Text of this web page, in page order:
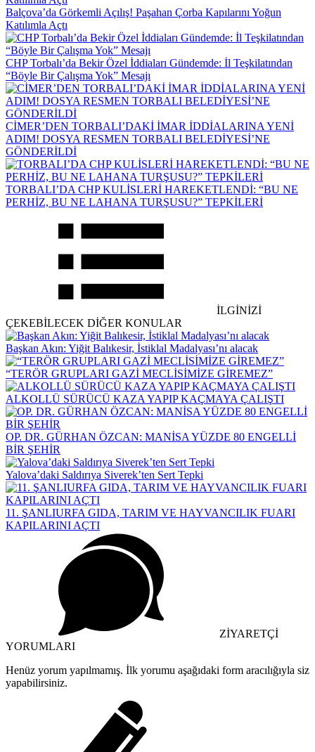
Balçova’da Görkemli Açılış! Paşahan Çorba Kapılarını Yoğun
Katılımla Açtı
CHP Torbalı’da Bekir Özel İddiaları Gündemde: İl Teşkilatından
“Böyle Bir Çalışma Yok” Mesajı
CİMER’DEN TORBALI’DAKİ İMAR İDDİALARINA YENİ
ADIM! DOSYA RESMEN TORBALI BELEDİYESİ’NE
GÖNDERİLDİ
TORBALI’DA CHP KULİSLERİ HAREKETLENDİ: “BU NE
PERHİZ, BU NE LAHANA TURŞUSU?” TEPKİLERİ
İLGİNİZİ
ÇEKEBİLECEK DİĞER KONULAR
Başkan Akın: Yiğit Balıkesir, İstiklal Madalyası’nı alacak
“TERÖR GRUPLARI GAZİ MECLİSİMİZE GİREMEZ”
ALKOLLÜ SÜRÜCÜ KAZA YAPIP KAÇMAYA ÇALIŞTI
OP. DR. GÜRHAN ÖZCAN: MANİSA YÜZDE 80 ENGELLİ
BİR ŞEHİR
Yalova’daki Saldırıya Siverek’ten Sert Tepki
11. ŞANLIURFA GIDA, TARIM VE HAYVANCILIK FUARI
KAPILARINI AÇTI
ZİYARETÇİ
YORUMLARI
Henüz yorum yapılmamış. İlk yorumu aşağıdaki form aracılığıyla siz
yapabilirsiniz.